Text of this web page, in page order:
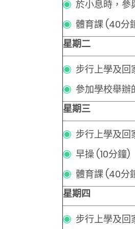
於小息時，參
體育課 (40分
星期二
步行上學及回
參加學校舉
星期三
步行上學及回
早操 (10分鐘)
體育課 (40分
星期四
步行上學及回